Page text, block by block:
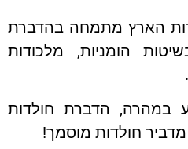
הארץ מתמחה בהדברת
הומניות, מלכודות
הדברת חולדות
חולדות מוסמך!